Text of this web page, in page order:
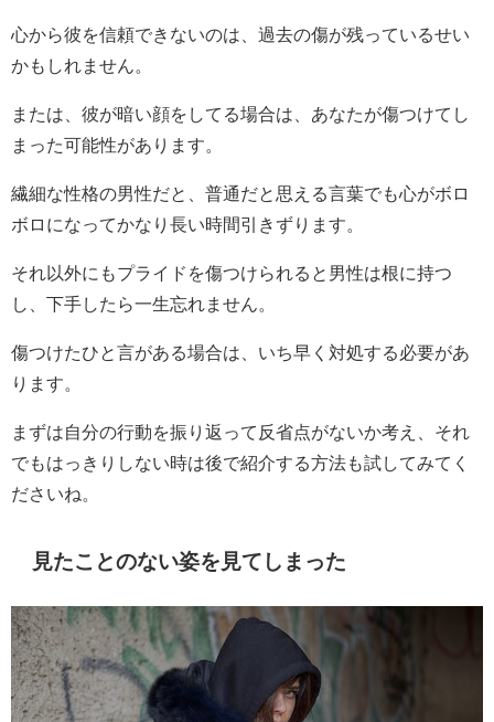
心から彼を信頼できないのは、過去の傷が残っているせい
かもしれません。
または、彼が暗い顔をしてる場合は、あなたが傷つけてし
まった可能性があります。
繊細な性格の男性だと、普通だと思える言葉でも心がボロ
ボロになってかなり長い時間引きずります。
それ以外にもプライドを傷つけられると男性は根に持つ
し、下手したら一生忘れません。
傷つけたひと言がある場合は、いち早く対処する必要があ
ります。
まずは自分の行動を振り返って反省点がないか考え、それ
でもはっきりしない時は後で紹介する方法も試してみてく
ださいね。
見たことのない姿を見てしまった